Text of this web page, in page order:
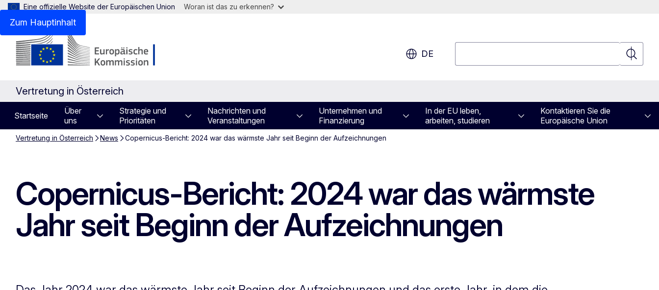
Zum Hauptinhalt
Eine offizielle Website der Europäischen Union Woran ist das zu erkennen?
DE
Suchen
Vertretung in Österreich
Startseite
Über
uns
Strategie und
Prioritäten
Nachrichten und
Veranstaltungen
Unternehmen und
Finanzierung
In der EU leben,
arbeiten, studieren
Kontaktieren Sie die
Europäische Union
Vertretung in Österreich News Copernicus-Bericht: 2024 war das wärmste Jahr seit Beginn der Aufzeichnungen
Copernicus-Bericht: 2024 war das wärmste
Jahr seit Beginn der Aufzeichnungen